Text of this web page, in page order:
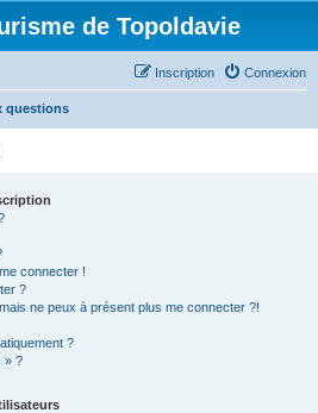
de Topoldavie
Connexion
Inscription
questions
connecter !
?
ne peux à présent plus me connecter ?!
?
» ?